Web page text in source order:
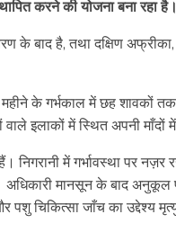
करने की योजना बना रहा है।
के बाद है, तथा दक्षिण
के गर्भकाल में छह शावकों
इलाकों में स्थित अपनी माँदों
में गर्भावस्था पर नज़र
मानसून के बाद अनुकूल
पशु चिकित्सा जाँच का उद्देश्य